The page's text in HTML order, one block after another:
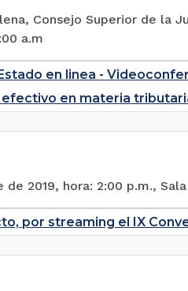
Consejo Superior de la
a.m
en linea -
en materia
de 2019, hora: 2:00 p.m.,
por streaming el IX